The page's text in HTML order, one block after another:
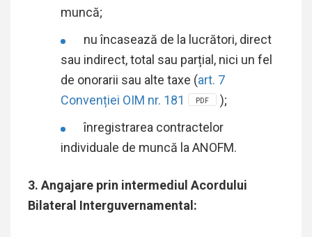
muncă;
nu încasează de la lucrători, direct
sau indirect, total sau parțial, nici un fel
de onorarii sau alte taxe (art. 7
Convenției OIM nr. 181
PDF
);
înregistrarea contractelor
individuale de muncă la ANOFM.
3. Angajare prin intermediul Acordului
Bilateral Interguvernamental: